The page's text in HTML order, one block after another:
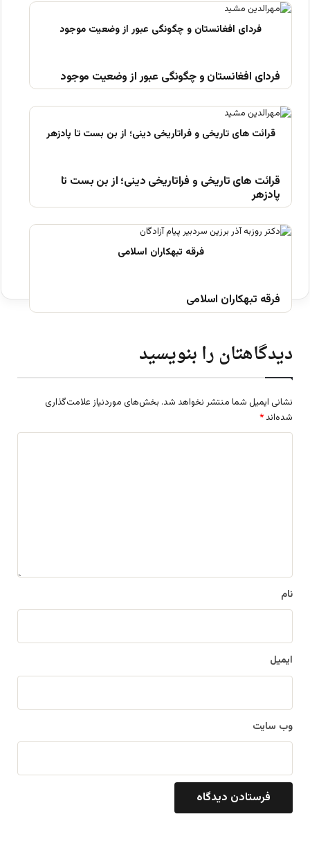
فردای افغانستان و چگونگی عبور از وضعیت موجود
قرائت های تاریخی و فراتاریخی دینی؛ از بن بست تا
پادزهر
فرقه تبهکاران اسلامی
دیدگاهتان را بنویسید
نشانی ایمیل شما منتشر نخواهد شد. بخش‌های موردنیاز علامت‌گذاری
شده‌اند *
نام
ایمیل
وب‌ سایت